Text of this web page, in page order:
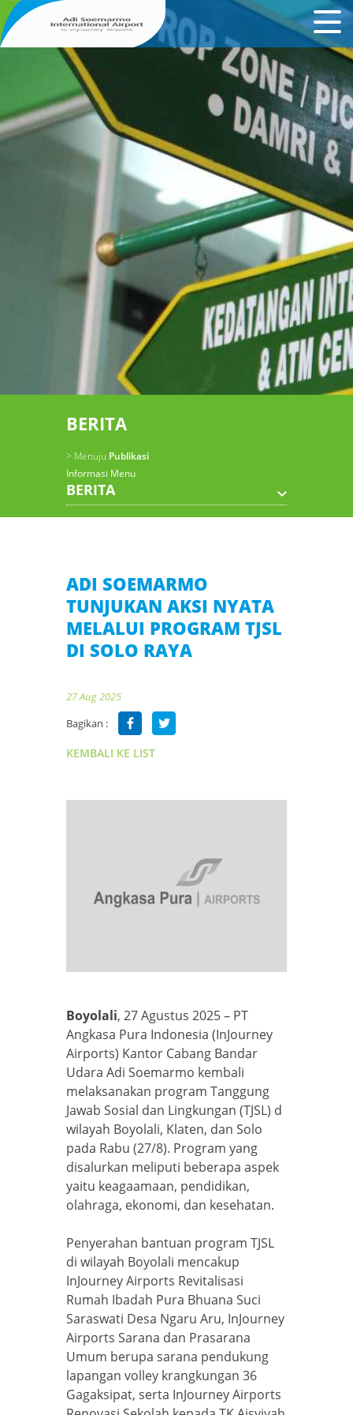
BERITA
> Menuju Publikasi
Informasi Menu
BERITA
ADI SOEMARMO
TUNJUKAN AKSI NYATA
MELALUI PROGRAM TJSL
DI SOLO RAYA
27 Aug 2025
Bagikan :
KEMBALI KE LIST
Boyolali, 27 Agustus 2025 – PT
Angkasa Pura Indonesia (InJourney
Airports) Kantor Cabang Bandar
Udara Adi Soemarmo kembali
melaksanakan program Tanggung
Jawab Sosial dan Lingkungan (TJSL) d
wilayah Boyolali, Klaten, dan Solo
pada Rabu (27/8). Program yang
disalurkan meliputi beberapa aspek
yaitu keagaamaan, pendidikan,
olahraga, ekonomi, dan kesehatan.
Penyerahan bantuan program TJSL
di wilayah Boyolali mencakup
InJourney Airports Revitalisasi
Rumah Ibadah Pura Bhuana Suci
Saraswati Desa Ngaru Aru, InJourney
Airports Sarana dan Prasarana
Umum berupa sarana pendukung
lapangan volley krangkungan 36
Gagaksipat, serta InJourney Airports